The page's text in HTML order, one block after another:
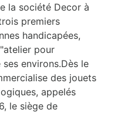
la société Decor à
premiers
handicapées,
pour
environs.Dès le
des jouets
appelés
le siège de